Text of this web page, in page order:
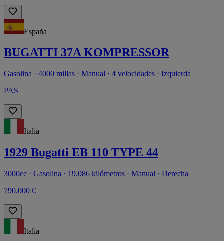
España
BUGATTI 37A KOMPRESSOR
Gasolina · 4000 millas · Manual · 4 velocidades · Izquierda
PAS
Italia
1929 Bugatti EB 110 TYPE 44
3000cc · Gasolina · 19.086 kilómetros · Manual · Derecha
790.000 €
Italia